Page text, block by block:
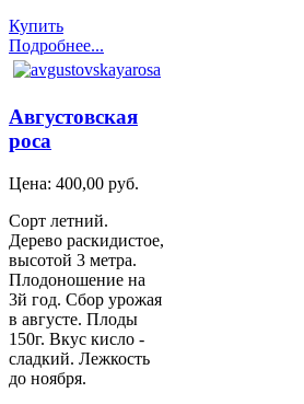
Купить
Подробнее...
Августовская
роса
Цена: 400,00 руб.
Сорт летний.
Дерево раскидистое,
высотой 3 метра.
Плодоношение на
3й год. Сбор урожая
в августе. Плоды
150г. Вкус кисло -
сладкий. Лежкость
до ноября.